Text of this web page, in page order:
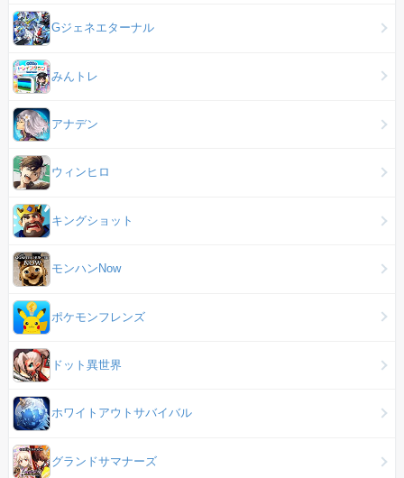
Gジェネエターナル
みんトレ
アナデン
ウィンヒロ
キングショット
モンハンNow
ポケモンフレンズ
ドット異世界
ホワイトアウトサバイバル
グランドサマナーズ